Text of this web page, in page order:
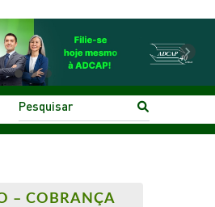
Next
– COBRANÇA